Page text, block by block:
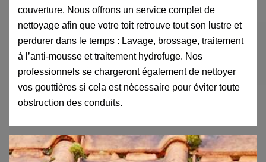
couverture. Nous offrons un service complet de
nettoyage afin que votre toit retrouve tout son lustre et
perdurer dans le temps : Lavage, brossage, traitement
à l’anti-mousse et traitement hydrofuge. Nos
professionnels se chargeront également de nettoyer
vos gouttières si cela est nécessaire pour éviter toute
obstruction des conduits.